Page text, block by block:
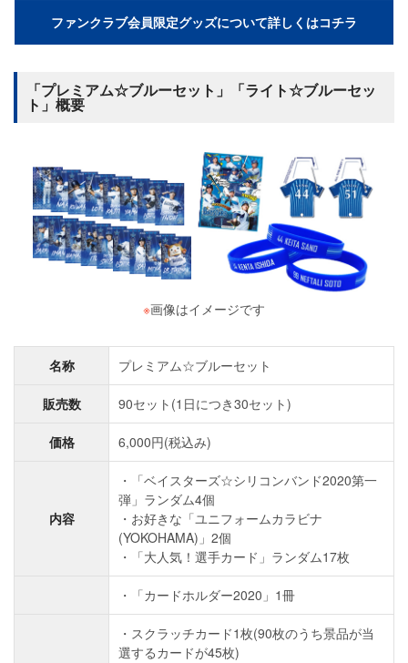
ファンクラブ会員限定グッズについて詳しくはコチラ
「プレミアム☆ブルーセット」「ライト☆ブルーセッ
ト」概要
※画像はイメージです
名称 プレミアム☆ブルーセット
販売数 90セット(1日につき30セット)
価格 6,000円(税込み)
内容
・「ベイスターズ☆シリコンバンド2020第一
弾」ランダム4個
・お好きな「ユニフォームカラビナ
(YOKOHAMA)」2個
・「大人気！選手カード」ランダム17枚
・「カードホルダー2020」1冊
・スクラッチカード1枚(90枚のうち景品が当
選するカードが45枚)